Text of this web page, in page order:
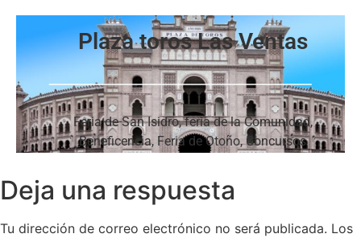
Plaza toros Las Ventas
Feria de San Isidro, feria de la Comunidad,
Beneficencia, Feria de Otoño, Concursos
Deja una respuesta
Tu dirección de correo electrónico no será publicada. Los